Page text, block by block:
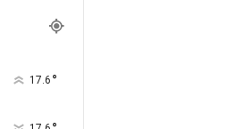
17.6 °